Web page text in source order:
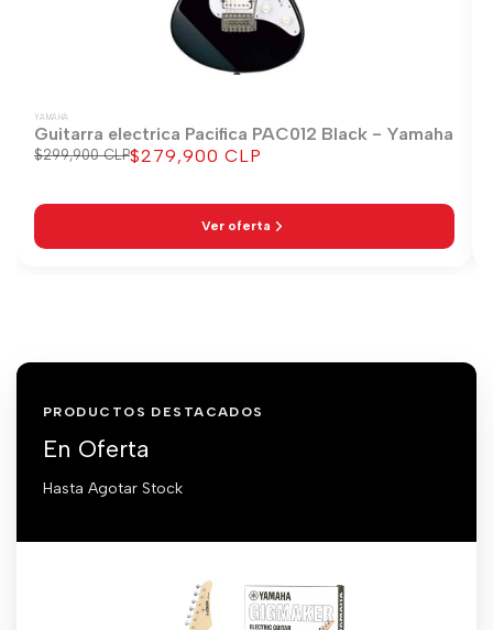
YAMAHA
Guitarra electrica Pacifica PAC012 Black - Yamaha
Precio
$299,900 CLPPrecio
$279,900 CLP
Ver oferta
PRODUCTOS DESTACADOS
En Oferta
Hasta Agotar Stock